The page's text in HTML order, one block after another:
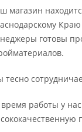
магазин
Краю
готовы
тесно
работы у